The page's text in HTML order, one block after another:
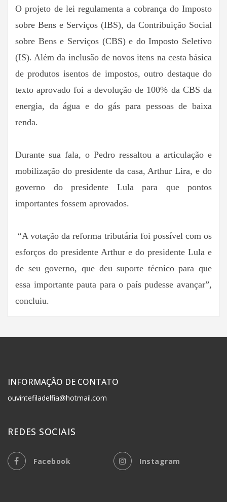
O projeto de lei regulamenta a cobrança do Imposto
sobre Bens e Serviços (IBS), da Contribuição Social
sobre Bens e Serviços (CBS) e do Imposto Seletivo
(IS). Além da inclusão de novos itens na cesta básica
de produtos isentos de impostos, outro destaque do
texto aprovado foi a devolução de 100% da CBS da
energia, da água e do gás para pessoas de baixa
renda.
Durante sua fala, o Pedro ressaltou a articulação e
mobilização do presidente da casa, Arthur Lira, e do
governo do presidente Lula para que pontos
importantes fossem aprovados.
“A votação da reforma tributária foi possível com os
esforços do presidente Arthur e do presidente Lula e
de seu governo, que deu suporte técnico para que
essa importante pauta para o país pudesse avançar”,
concluiu.
INFORMAÇÃO DE CONTATO
ouvintefiladelfia@hotmail.com
REDES SOCIAIS
Facebook Instagram